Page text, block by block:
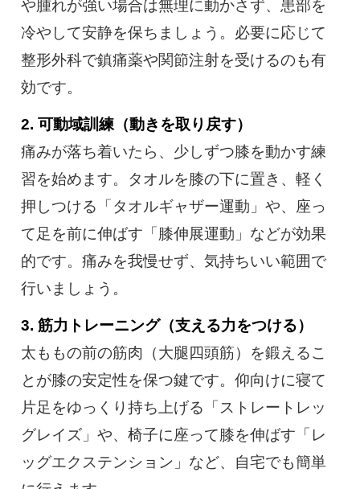
や腫れが強い場合は無理に動かさず、患部を
冷やして安静を保ちましょう。必要に応じて
整形外科で鎮痛薬や関節注射を受けるのも有
効です。
2. 可動域訓練（動きを取り戻す）
痛みが落ち着いたら、少しずつ膝を動かす練
習を始めます。タオルを膝の下に置き、軽く
押しつける「タオルギャザー運動」や、座っ
て足を前に伸ばす「膝伸展運動」などが効果
的です。痛みを我慢せず、気持ちいい範囲で
行いましょう。
3. 筋力トレーニング（支える力をつける）
太ももの前の筋肉（大腿四頭筋）を鍛えるこ
とが膝の安定性を保つ鍵です。仰向けに寝て
片足をゆっくり持ち上げる「ストレートレッ
グレイズ」や、椅子に座って膝を伸ばす「レ
ッグエクステンション」など、自宅でも簡単